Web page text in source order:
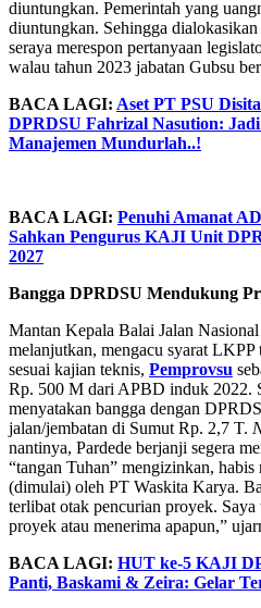
diuntungkan. Pemerintah yang
diuntungkan. Sehingga
seraya merespon pertanyaan
walau tahun 2023 jabatan Gubsu
BACA LAGI: Aset PT PSU
DPRDSU Fahrizal Nasution:
Manajemen Mundurlah..!
BACA LAGI: Penuhi Amanat
Sahkan Pengurus KAJI Unit
2027
Bangga DPRDSU Mendukung
Mantan Kepala Balai Jalan
melanjutkan, mengacu syarat LKPP
sesuai kajian teknis, Pemprovsu
Rp. 500 M dari APBD induk 2022.
menyatakan bangga dengan
jalan/jembatan di Sumut Rp. 2,7 T.
nantinya, Pardede berjanji segera
“tangan Tuhan” mengizinkan,
(dimulai) oleh PT Waskita Karya.
terlibat otak pencurian proyek.
proyek atau menerima apapun,”
BACA LAGI: HUT ke-5 KAJI
Panti, Baskami & Zeira: Gelar